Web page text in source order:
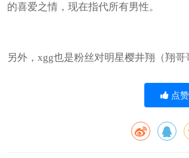
的喜爱之情，现在指代所有男性。
另外，xgg也是粉丝对明星樱井翔（翔哥
点